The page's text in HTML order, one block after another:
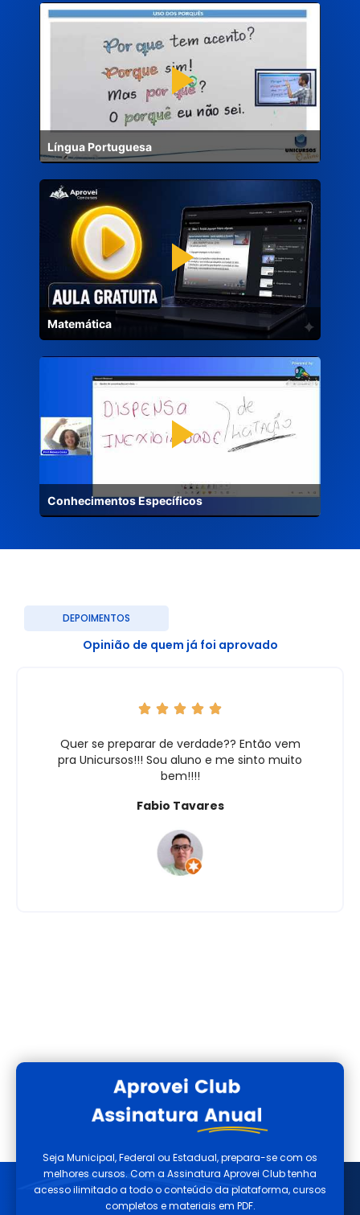
Língua Portuguesa
Matemática
Conhecimentos Específicos
DEPOIMENTOS
Opinião de quem já foi aprovado
Quer se preparar de verdade?? Então vem
pra Unicursos!!! Sou aluno e me sinto muito
bem!!!!
Fabio Tavares
Seja Municipal, Federal ou Estadual, prepara-se com os
melhores cursos. Com a Assinatura Aprovei Club tenha
acesso ilimitado a todo o conteúdo da plataforma, cursos
completos e materiais em PDF.